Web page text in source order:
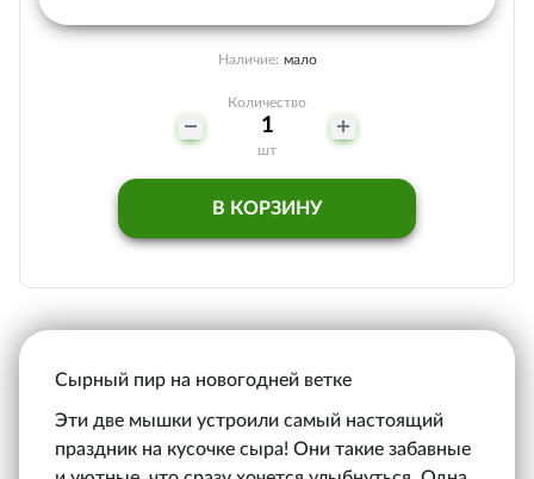
Наличие: мало
Количество
шт
В КОРЗИНУ
Сырный пир на новогодней ветке
Эти две мышки устроили самый настоящий
праздник на кусочке сыра! Они такие забавные